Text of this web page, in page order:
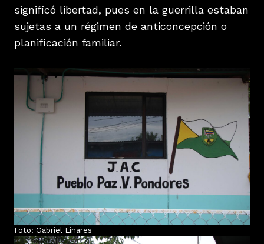
significó libertad, pues en la guerrilla estaban
sujetas a un régimen de anticoncepción o
planificación familiar.
Foto: Gabriel Linares